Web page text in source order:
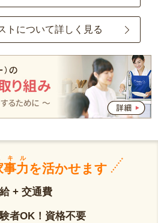
トについて詳しく見る
事力
キル
を活かせます
+ 交通費
者OK！資格不要